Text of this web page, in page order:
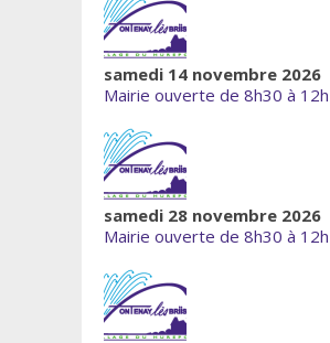
samedi 14 novembre 2026
Mairie ouverte de 8h30 à 12h
samedi 28 novembre 2026
Mairie ouverte de 8h30 à 12h